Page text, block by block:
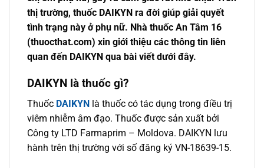
thị trường, thuốc DAIKYN ra đời giúp giải quyết
tình trạng này ở phụ nữ. Nhà thuốc An Tâm 16
(thuocthat.com) xin giới thiệu các thông tin liên
quan đến DAIKYN qua bài viết dưới đây.
DAIKYN là thuốc gì?
Thuốc DAIKYN là thuốc có tác dụng trong điều trị
viêm nhiễm âm đạo. Thuốc được sản xuất bởi
Công ty LTD Farmaprim – Moldova. DAIKYN lưu
hành trên thị trường với số đăng ký VN-18639-15.